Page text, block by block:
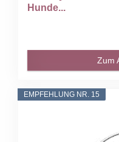
Hunde...
Zum
EMPFEHLUNG NR. 15